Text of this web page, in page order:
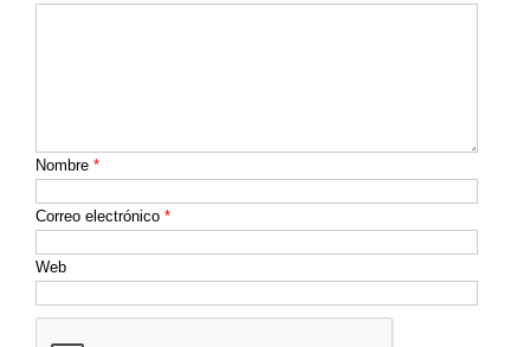
Nombre *
Correo electrónico *
Web